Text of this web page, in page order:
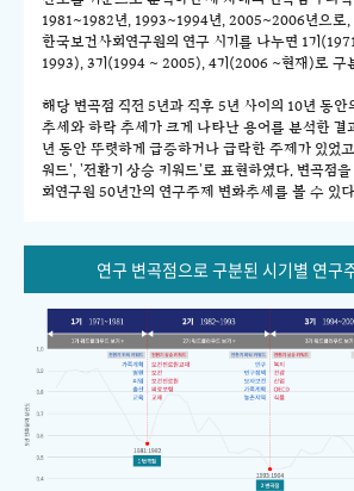
1981~1982년, 1993~1994년, 2005~2006년으로,
한국보건사회연구원의 연구 시기를 나누면 1기
1993), 3기(1994 ~ 2005), 4기(2006 ~현재)로 구
해당 변곡점 직전 5년과 직후 5년 사이의 10년 동안
추세와 하락 추세가 크게 나타난 용어를 분석한 결
년 동안 뚜렷하게 급증하거나 급락한 주제가 있었
워드', '전환기 상승 키워드'로 표현하였다. 변곡점
회연구원 50년간의 연구주제 변화추세를 볼 수 있
연구 변곡점으로 구분된 시기별 연구